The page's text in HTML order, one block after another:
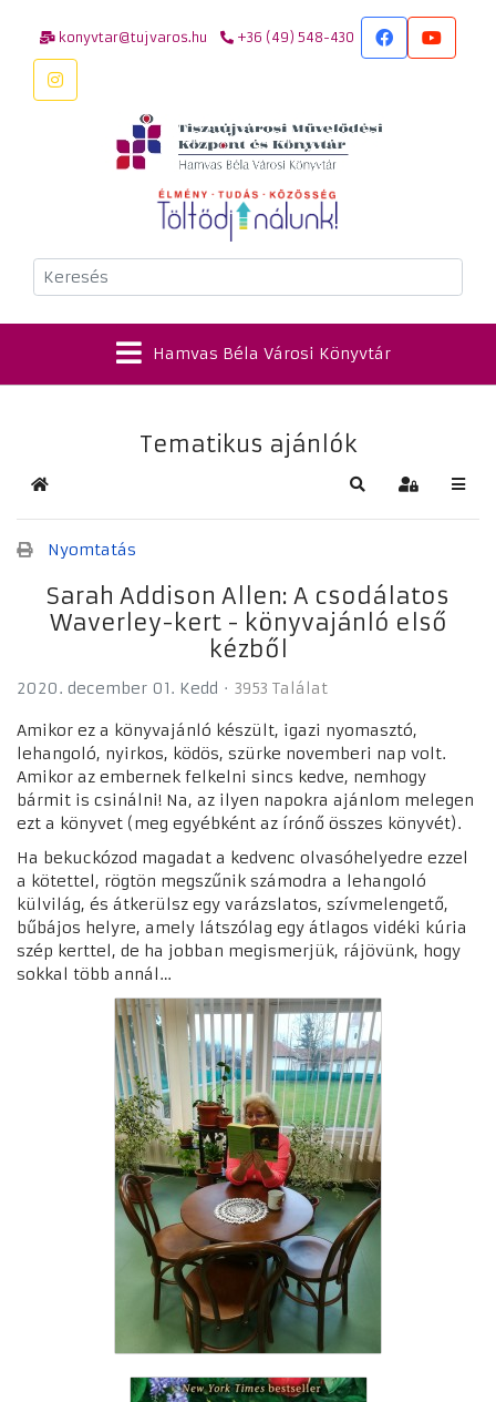
konyvtar@tujvaros.hu +36 (49) 548-430
Keresés
Hamvas Béla Városi Könyvtár
Tematikus ajánlók
Kezdőlap Keresés
Nyomtatás
Sarah Addison Allen: A csodálatos
Waverley-kert - könyvajánló első
kézből
2020. december 01. Kedd 3953 Találat
Amikor ez a könyvajánló készült, igazi nyomasztó,
lehangoló, nyirkos, ködös, szürke novemberi nap volt.
Amikor az embernek felkelni sincs kedve, nemhogy
bármit is csinálni! Na, az ilyen napokra ajánlom melegen
ezt a könyvet (meg egyébként az írónő összes könyvét).
Ha bekuckózod magadat a kedvenc olvasóhelyedre ezzel
a kötettel, rögtön megszűnik számodra a lehangoló
külvilág, és átkerülsz egy varázslatos, szívmelengető,
bűbájos helyre, amely látszólag egy átlagos vidéki kúria
szép kerttel, de ha jobban megismerjük, rájövünk, hogy
sokkal több annál…